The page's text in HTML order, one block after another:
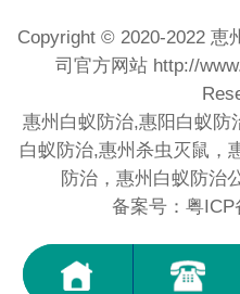
Copyright © 2020-2022 恵
司官方网站 http://
惠州白蚁防治,惠阳白蚁防
白蚁防治,惠州杀虫灭鼠，
防治，惠州白蚁防治
备案号：粤ICP